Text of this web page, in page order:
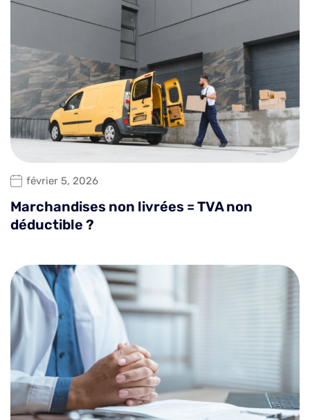
février 5, 2026
Marchandises non livrées = TVA non
déductible ?